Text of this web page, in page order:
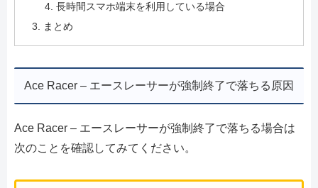
長時間スマホ端末を利用している場合
まとめ
Ace Racer – エースレーサーが強制終了で落ちる原因
Ace Racer – エースレーサーが強制終了で落ちる場合は
次のことを確認してみてください。